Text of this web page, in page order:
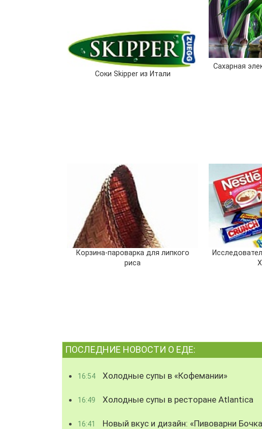
Cоки Skipper из Итали
Сахарная
Корзина-пароварка для липкого
риса
ПОСЛЕДНИЕ НОВОСТИ О ЕДЕ:
16:54 Холодные супы в «Кофемании»
16:49 Холодные супы в ресторане Atlantica
16:41
Новый вкус и дизайн: «Пивоварни